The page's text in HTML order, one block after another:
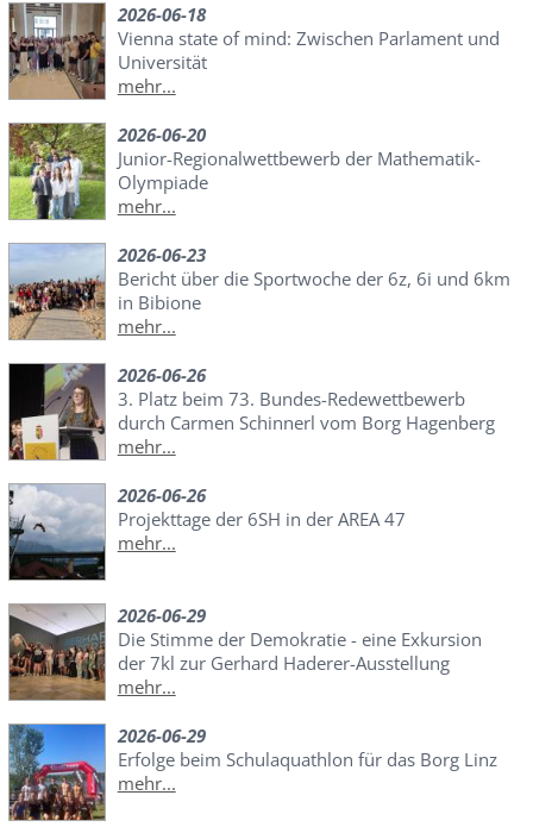
2026-06-18
Vienna state of mind: Zwischen Parlament und
Universität
mehr...
2026-06-20
Junior-Regionalwettbewerb der Mathematik-
Olympiade
mehr...
2026-06-23
Bericht über die Sportwoche der 6z, 6i und 6km
in Bibione
mehr...
2026-06-26
3. Platz beim 73. Bundes-Redewettbewerb
durch Carmen Schinnerl vom Borg Hagenberg
mehr...
2026-06-26
Projekttage der 6SH in der AREA 47
mehr...
2026-06-29
Die Stimme der Demokratie - eine Exkursion
der 7kl zur Gerhard Haderer-Ausstellung
mehr...
2026-06-29
Erfolge beim Schulaquathlon für das Borg Linz
mehr...